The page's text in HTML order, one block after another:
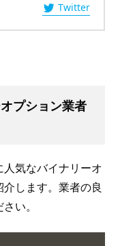
Twitter
プション業者
気なバイナリーオ
します。業者の良
い。